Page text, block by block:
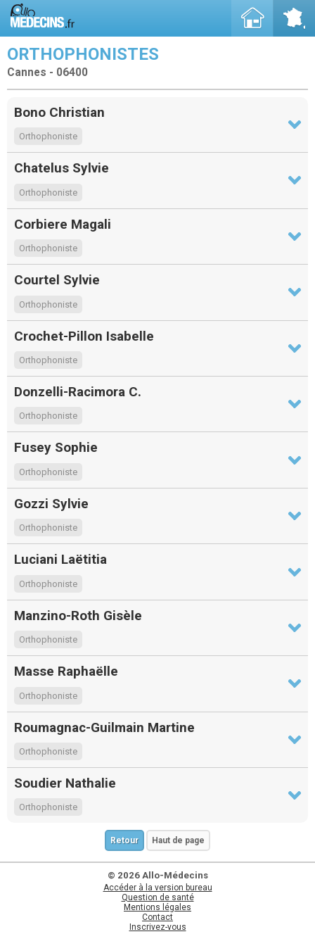
ORTHOPHONISTES
Cannes - 06400
Bono Christian
Orthophoniste
Chatelus Sylvie
Orthophoniste
Corbiere Magali
Orthophoniste
Courtel Sylvie
Orthophoniste
Crochet-Pillon Isabelle
Orthophoniste
Donzelli-Racimora C.
Orthophoniste
Fusey Sophie
Orthophoniste
Gozzi Sylvie
Orthophoniste
Luciani Laëtitia
Orthophoniste
Manzino-Roth Gisèle
Orthophoniste
Masse Raphaëlle
Orthophoniste
Roumagnac-Guilmain Martine
Orthophoniste
Soudier Nathalie
Orthophoniste
Retour Haut de page
© 2026 Allo-Médecins
Accéder à la version bureau
Question de santé
Mentions légales
Contact
Inscrivez-vous